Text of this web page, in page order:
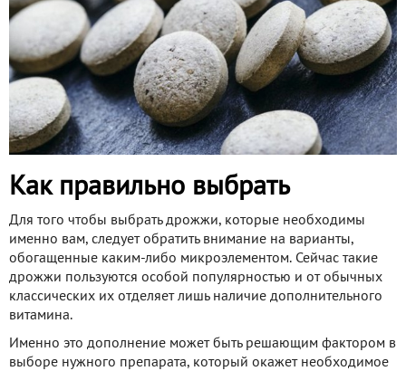
Как правильно выбрать
Для того чтобы выбрать дрожжи, которые необходимы
именно вам, следует обратить внимание на варианты,
обогащенные каким-либо микроэлементом. Сейчас такие
дрожжи пользуются особой популярностью и от обычных
классических их отделяет лишь наличие дополнительного
витамина.
Именно это дополнение может быть решающим фактором в
выборе нужного препарата, который окажет необходимое